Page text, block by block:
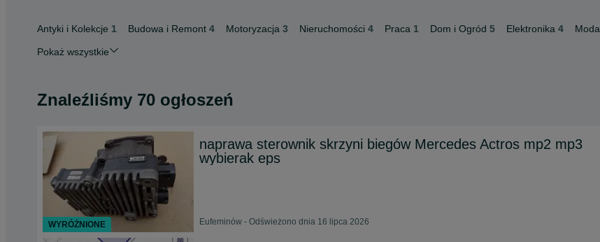
Antyki i Kolekcje 1 Budowa i Remont 4 Motoryzacja 3 Nieruchomości 4 Praca 1 Dom i Ogród 5 Elektronika 4 Moda
Pokaż wszystkie
Znaleźliśmy 70 ogłoszeń
naprawa sterownik skrzyni biegów Mercedes Actros mp2 mp3
wybierak eps
Eufeminów - Odświeżono dnia 16 lipca 2026
WYRÓŻNIONE